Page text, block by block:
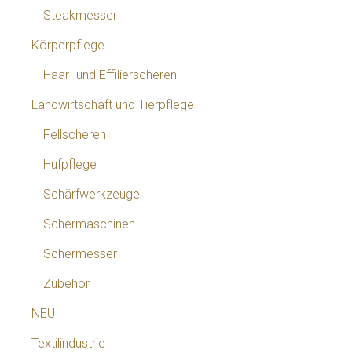
Steakmesser
Körperpflege
Haar- und Effilierscheren
Landwirtschaft und Tierpflege
Fellscheren
Hufpflege
Schärfwerkzeuge
Schermaschinen
Schermesser
Zubehör
NEU
Textilindustrie